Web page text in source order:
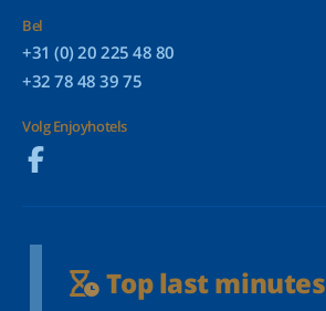
Bel
+31 (0) 20 225 48 80
+32 78 48 39 75
Volg Enjoyhotels
Top last minutes